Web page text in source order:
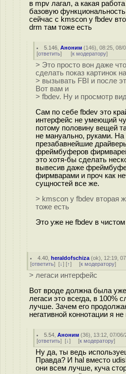
в mpv лагал, а какая
базовую
сейчас с kmscon у fbdev
drm там тоже есть
5.146 ,Аноним (146), 08:25, 08/
[ответить] [к модератору]
> Это просто вон даже
сделать показ картинок
> вызывать FBI и после
Вот вам и
> fbdev. Ну и просмотр
Сам по себе fbdev это
интерфейс не умеющий
потому половину вещей
не мануально, руками. На
презабавнейшие
фреймбуферов
это хотя-бы сделать
вывесив даже
фирмварами и проч как
сущностей все же.
> kmscon у fbdev вторая
тоже есть
Это уже не fbdev в
4.40 ,heraldofschiza (ok), 12:19,
[ответить] [↓] [↑] [к модератору]
> легаси интерфейс
Вот вроде должна была
легаси это всегда, в 100%
лучше. Зачем его
негативной коннотации я
5.54 ,Аноним (36), 13:12, 07/06/
[ответить] [↓] [к модератору]
Ну да, ты ведь
Правда? И hal вместо
они всем лучше, куча